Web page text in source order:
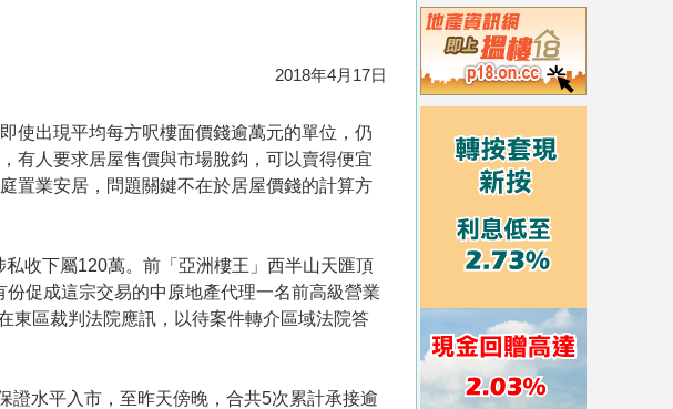
2018年4月17日
使出現平均每方呎樓面價錢逾萬元的單位，仍
有人要求居屋售價與市場脫鈎，可以賣得便宜
置業安居，問題關鍵不在於居屋價錢的計算方
收下屬120萬。前「亞洲樓王」西半山天匯頂
促成這宗交易的中原地產代理一名前高級營業
東區裁判法院應訊，以待案件轉介區域法院答
證水平入市，至昨天傍晚，合共5次累計承接逾